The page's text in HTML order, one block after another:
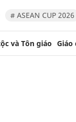
# ASEAN CUP 2026
và Tôn giáo Giáo